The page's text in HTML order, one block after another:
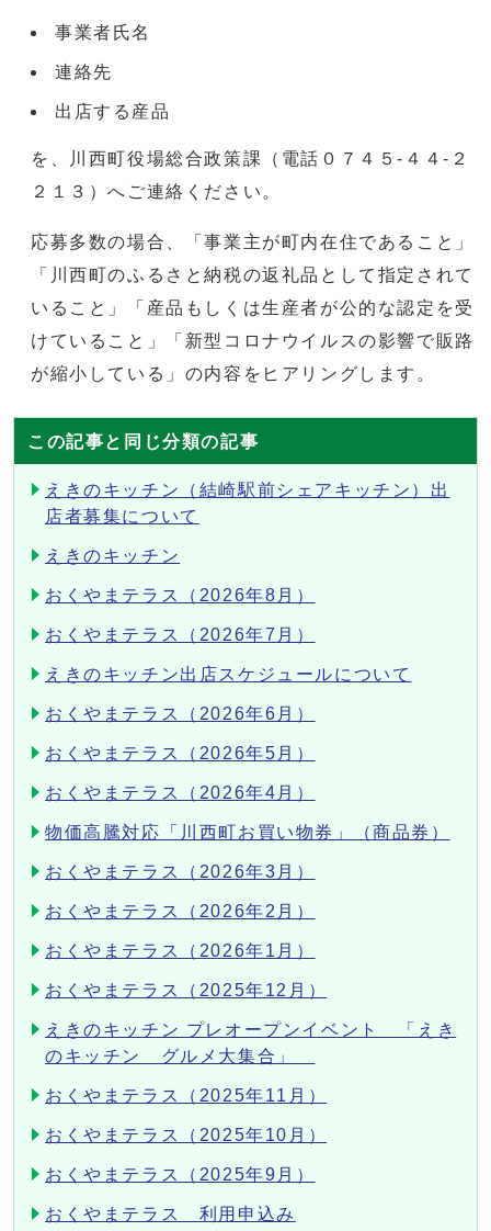
事業者氏名
連絡先
出店する産品
を、川西町役場総合政策課（電話０７４５-４４-２
２１３）へご連絡ください。
応募多数の場合、「事業主が町内在住であること」
「川西町のふるさと納税の返礼品として指定されて
いること」「産品もしくは生産者が公的な認定を受
けていること」「新型コロナウイルスの影響で販路
が縮小している」の内容をヒアリングします。
この記事と同じ分類の記事
えきのキッチン（結崎駅前シェアキッチン）出
店者募集について
えきのキッチン
おくやまテラス（2026年8月）
おくやまテラス（2026年7月）
えきのキッチン出店スケジュールについて
おくやまテラス（2026年6月）
おくやまテラス（2026年5月）
おくやまテラス（2026年4月）
物価高騰対応「川西町お買い物券」（商品券）
おくやまテラス（2026年3月）
おくやまテラス（2026年2月）
おくやまテラス（2026年1月）
おくやまテラス（2025年12月）
えきのキッチン プレオープンイベント 「えき
のキッチン グルメ大集合」
おくやまテラス（2025年11月）
おくやまテラス（2025年10月）
おくやまテラス（2025年9月）
おくやまテラス 利用申込み